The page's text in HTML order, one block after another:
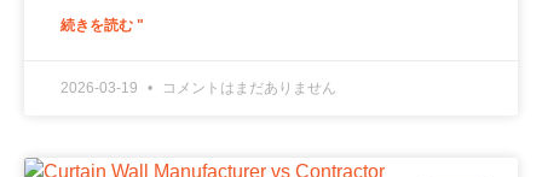
続きを読む "
2026-03-19 コメントはまだありません